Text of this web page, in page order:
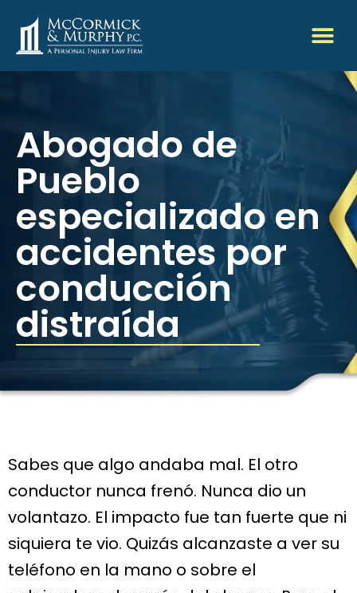
Abogado de
Pueblo
especializado en
accidentes por
conducción
distraída
Sabes que algo andaba mal. El otro
conductor nunca frenó. Nunca dio un
volantazo. El impacto fue tan fuerte que ni
siquiera te vio. Quizás alcanzaste a ver su
teléfono en la mano o sobre el